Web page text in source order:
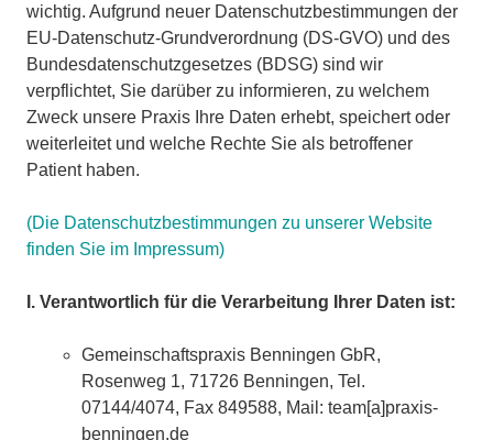
wichtig. Aufgrund neuer Datenschutzbestimmungen der
EU-Datenschutz-Grundverordnung (DS-GVO) und des
Bundesdatenschutzgesetzes (BDSG) sind wir
verpflichtet, Sie darüber zu informieren, zu welchem
Zweck unsere Praxis Ihre Daten erhebt, speichert oder
weiterleitet und welche Rechte Sie als betroffener
Patient haben.
(Die Datenschutzbestimmungen zu unserer Website
finden Sie im Impressum)
I. Verantwortlich für die Verarbeitung Ihrer Daten ist:
Gemeinschaftspraxis Benningen GbR,
Rosenweg 1, 71726 Benningen, Tel.
07144/4074, Fax 849588, Mail: team[a]praxis-
benningen.de